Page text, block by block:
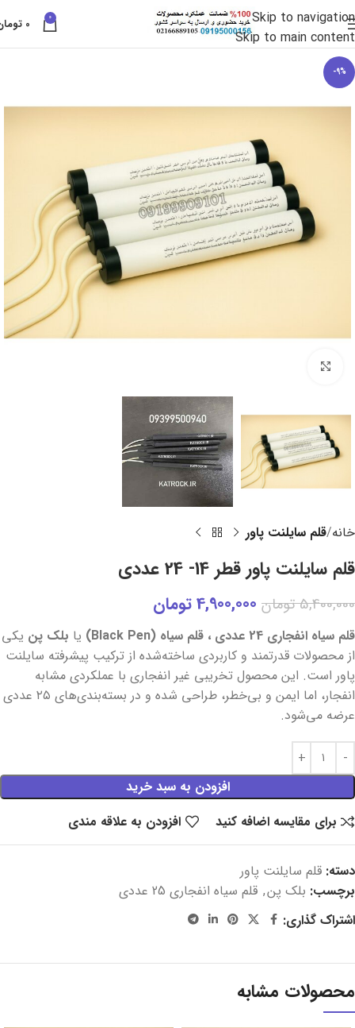
Skip to navigation
Skip to main content
0
0
-9%
خانه قلم سایلنت پاور
قلم سایلنت پاور قطر 14- 24 عددی
5,400,000 تومان 4,900,000تومان
قلم سیاه انفجاری 24 عددی ، قلم سیاه (Black Pen) یا بلک پن یکی
از محصولات قدرتمند و کاربردی ساخته‌شده از ترکیب پیشرفته سایلنت
پاور است. این محصول تخریبی غیر انفجاری با عملکردی مشابه
انفجار، اما ایمن و بی‌خطر، طراحی شده و در بسته‌بندی‌های ۲۵ عددی
عرضه می‌شود.
افزودن به سبد خرید
برای مقایسه اضافه کنید
افزودن به علاقه مندی
دسته: قلم سایلنت پاور
برچسب: بلک پن, قلم سیاه انفجاری 25 عددی
اشتراک گذاری:
محصولات مشابه